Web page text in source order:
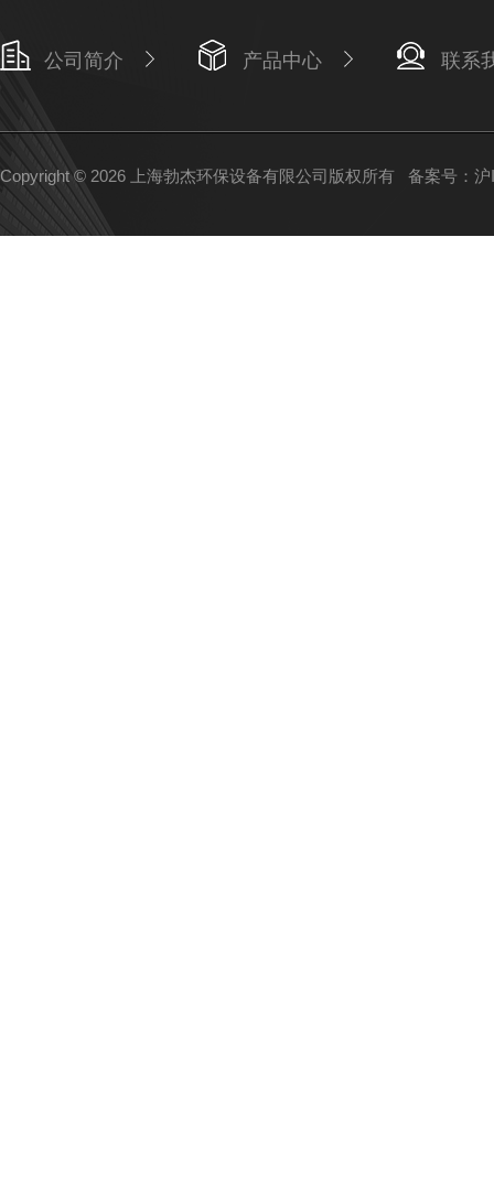
公司简介 产品中心 联系
Copyright © 2026 上海勃杰环保设备有限公司版权所有 备案号：